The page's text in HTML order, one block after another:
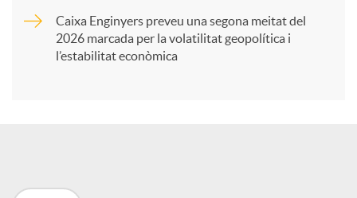
t
Caixa Enginyers preveu una segona meitat del
2026 marcada per la volatilitat geopolítica i
l’estabilitat econòmica